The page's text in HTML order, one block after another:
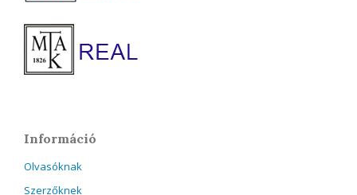
Információ
Olvasóknak
Szerzőknek